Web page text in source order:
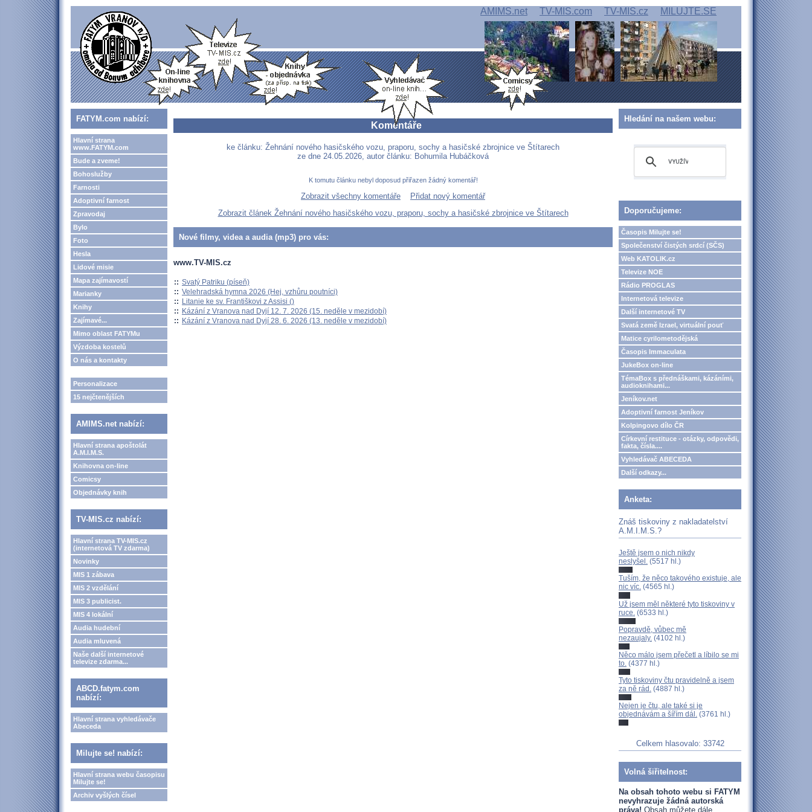
AMIMS.net TV-MIS.com TV-MIS.cz MILUJTE.SE
FATYM.com nabízí:
Hlavní strana
www.FATYM.com
Bude a zveme!
Bohoslužby
Farnosti
Adoptivní farnost
Zpravodaj
Bylo
Foto
Hesla
Lidové misie
Mapa zajímavostí
Marianky
Knihy
Zajímavé...
Mimo oblast FATYMu
Výzdoba kostelů
O nás a kontakty
Personalizace
15 nejčtenějších
AMIMS.net nabízí:
Hlavní strana apoštolát
A.M.I.M.S.
Knihovna on-line
Comicsy
Objednávky knih
TV-MIS.cz nabízí:
Hlavní strana TV-MIS.cz
(internetová TV zdarma)
Novinky
MIS 1 zábava
MIS 2 vzdělání
MIS 3 publicist.
MIS 4 lokální
Audia hudební
Audia mluvená
Naše další internetové
televize zdarma...
ABCD.fatym.com
nabízí:
Hlavní strana vyhledávače
Abeceda
Milujte se! nabízí:
Hlavní strana webu časopisu
Milujte se!
Archiv vyšlých čísel
Komentáře
ke článku: Žehnání nového hasičského vozu, praporu, sochy a hasičské zbrojnice ve Štítarech
ze dne 24.05.2026, autor článku: Bohumila Hubáčková
K tomutu článku nebyl doposud přiřazen žádný komentář!
Zobrazit všechny komentáře
Přidat nový komentář
Zobrazit článek Žehnání nového hasičského vozu, praporu, sochy a hasičské zbrojnice ve Štítarech
Nové filmy, videa a audia (mp3) pro vás:
www.TV-MIS.cz
:: Svatý Patriku (píseň)
:: Velehradská hymna 2026 (Hej, vzhůru poutníci)
:: Litanie ke sv. Františkovi z Assisi ()
:: Kázání z Vranova nad Dyjí 12. 7. 2026 (15. neděle v mezidobí)
:: Kázání z Vranova nad Dyjí 28. 6. 2026 (13. neděle v mezidobí)
Hledání na našem webu:
Doporučujeme:
Časopis Milujte se!
Společenství čistých srdcí (SČS)
Web KATOLIK.cz
Televize NOE
Rádio PROGLAS
Internetová televize
Další internetové TV
Svatá země Izrael, virtuální pouť
Matice cyrilometodějská
Časopis Immaculata
JukeBox on-line
TémaBox s přednáškami, kázáními,
audioknihami...
Jeníkov.net
Adoptivní farnost Jeníkov
Kolpingovo dílo ČR
Církevní restituce - otázky, odpovědi,
fakta, čísla....
Vyhledávač ABECEDA
Další odkazy...
Anketa:
Znáš tiskoviny z nakladatelství
A.M.I.M.S.?
Ještě jsem o nich nikdy
neslyšel. (5517 hl.)
Tuším, že něco takového existuje, ale
nic víc. (4565 hl.)
Už jsem měl některé tyto tiskoviny v
ruce. (6533 hl.)
Popravdě, vůbec mě
nezaujaly. (4102 hl.)
Něco málo jsem přečetl a líbilo se mi
to. (4377 hl.)
Tyto tiskoviny čtu pravidelně a jsem
za ně rád. (4887 hl.)
Nejen je čtu, ale také si je
objednávám a šířím dál. (3761 hl.)
Celkem hlasovalo: 33742
Volná šiřitelnost:
Na obsah tohoto webu si FATYM
nevyhrazuje žádná autorská
práva! Obsah můžete dále